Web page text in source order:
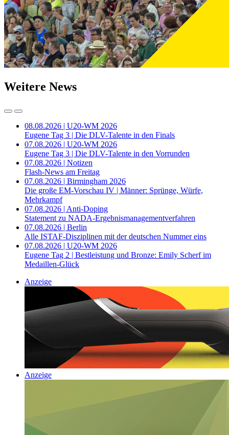
Weitere News
08.08.2026 | U20-WM 2026
Eugene Tag 3 | Die DLV-Talente in den Finals
07.08.2026 | U20-WM 2026
Eugene Tag 3 | Die DLV-Talente in den Vorrunden
07.08.2026 | Notizen
Flash-News am Freitag
07.08.2026 | Birmingham 2026
Die große EM-Vorschau IV | Männer: Sprünge, Würfe,
Mehrkampf
07.08.2026 | Anti-Doping
Statement zu NADA-Ergebnismanagementverfahren
07.08.2026 | Berlin
Alle ISTAF-Disziplinen mit der deutschen Nummer eins
07.08.2026 | U20-WM 2026
Eugene Tag 2 | Bestleistung und Bronze: Emily Scherf im
Medaillen-Glück
Anzeige
Anzeige